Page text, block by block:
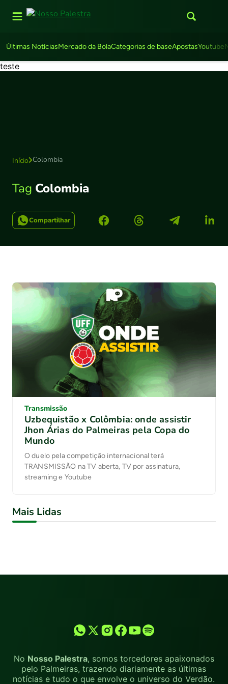
Últimas NotíciasMercado da BolaCategorias de baseApostasYoutube
teste
Início Colombia
Tag Colombia
Compartilhar
Transmissão
Uzbequistão x Colômbia: onde assistir
Jhon Árias do Palmeiras pela Copa do
Mundo
O duelo pela competição internacional terá
TRANSMISSÃO na TV aberta, TV por assinatura,
streaming e Youtube
Mais Lidas
No Nosso Palestra, somos torcedores apaixonados
pelo Palmeiras, trazendo diariamente as últimas
notícias e tudo o que envolve o universo do Verdão.